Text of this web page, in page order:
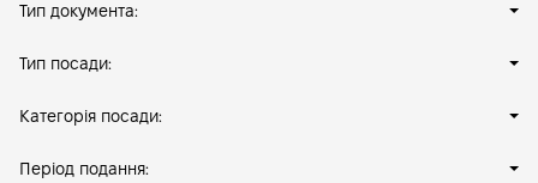
Тип документа:
Тип посади:
Категорія посади:
Період подання: